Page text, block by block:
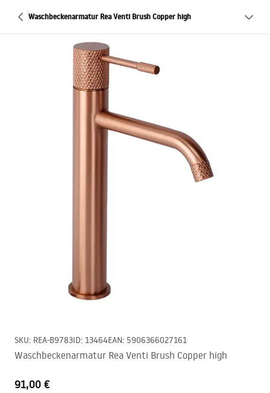
Waschbeckenarmatur Rea Venti Brush Copper high
SKU: REA-B9783ID: 13464EAN: 5906366027161
Waschbeckenarmatur Rea Venti Brush Copper high
91,00 €